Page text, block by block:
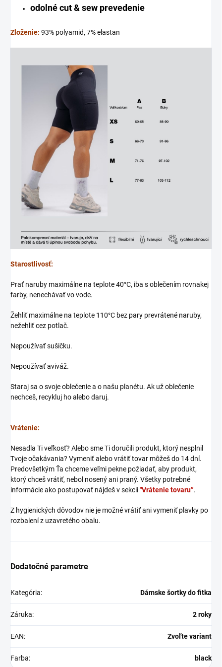
odolné cut & sew prevedenie
Zloženie: 93% polyamid, 7% elastan
Starostlivosť:
Prať naruby maximálne na teplote 40°C, iba s oblečením rovnakej
farby, nenechávať vo vode.
Žehliť maximálne na teplote 110°C bez pary prevrátené naruby,
nežehliť cez potlač.
Nepoužívať sušičku.
Nepoužívať aviváž.
Staraj sa o svoje oblečenie a o našu planétu. Ak už oblečenie
nechceš, recykluj ho alebo daruj.
Vrátenie:
Nesadla Ti veľkosť? Alebo sme Ti doručili produkt, ktorý nesplnil
Tvoje očakávania? Vymeniť alebo vrátiť tovar môžeš do 14 dní.
Predovšetkým Ťa chceme veľmi pekne požiadať, aby produkt,
ktorý chceš vrátiť, nebol nosený ani praný. Všetky potrebné
informácie ako postupovať nájdeš v sekcii"Vrátenie tovaru”.
Z hygienických dôvodov nie je možné vrátiť ani vymeniť plavky po
rozbalení z uzavretého obalu.
Dodatočné parametre
Kategória: Dámske šortky do fitka
Záruka: 2 roky
EAN: Zvoľte variant
Farba: black